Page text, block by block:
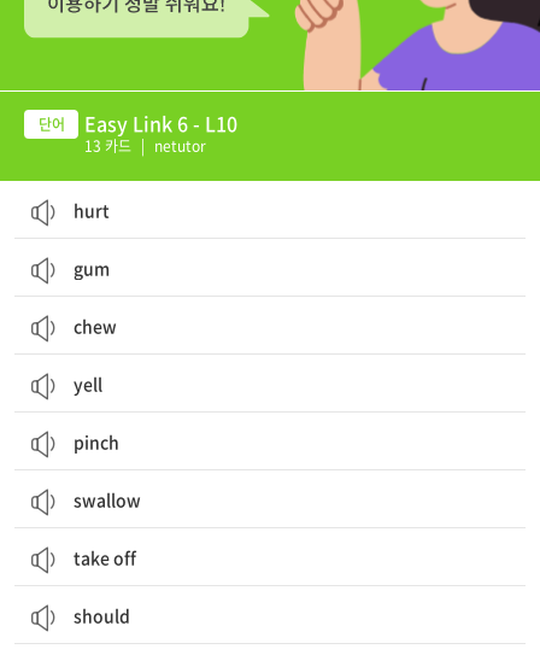
Easy Link 6 - L10
13 카드 | netutor
hurt
gum
chew
yell
pinch
swallow
take off
should